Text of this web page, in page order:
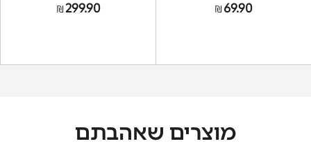
₪ 69.90
מרווה₪299.90
מוצרים שאהבתם